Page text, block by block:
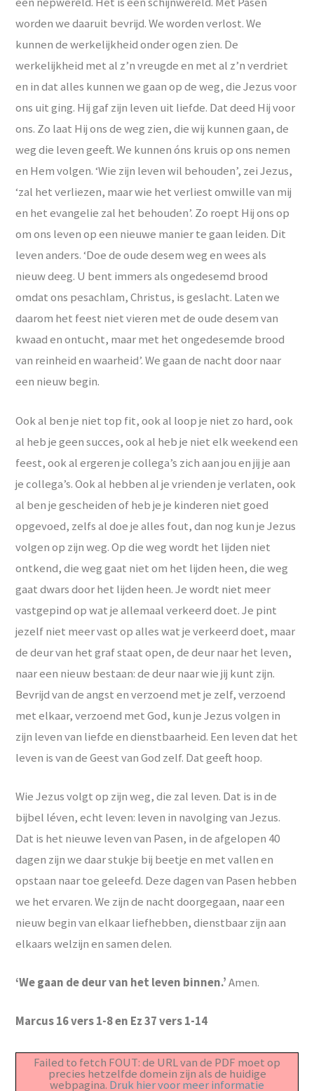
worden we daaruit bevrijd. We worden verlost. We
kunnen de werkelijkheid onder ogen zien. De
werkelijkheid met al z’n vreugde en met al z’n verdriet
en in dat alles kunnen we gaan op de weg, die Jezus voor
ons uit ging. Hij gaf zijn leven uit liefde. Dat deed Hij voor
ons. Zo laat Hij ons de weg zien, die wij kunnen gaan, de
weg die leven geeft. We kunnen óns kruis op ons nemen
en Hem volgen. ‘Wie zijn leven wil behouden’, zei Jezus,
‘zal het verliezen, maar wie het verliest omwille van mij
en het evangelie zal het behouden’. Zo roept Hij ons op
om ons leven op een nieuwe manier te gaan leiden. Dit
leven anders. ‘Doe de oude desem weg en wees als
nieuw deeg. U bent immers als ongedesemd brood
omdat ons pesachlam, Christus, is geslacht. Laten we
daarom het feest niet vieren met de oude desem van
kwaad en ontucht, maar met het ongedesemde brood
van reinheid en waarheid’. We gaan de nacht door naar
een nieuw begin.
Ook al ben je niet top fit, ook al loop je niet zo hard, ook
al heb je geen succes, ook al heb je niet elk weekend een
feest, ook al ergeren je collega’s zich aan jou en jij je aan
je collega’s. Ook al hebben al je vrienden je verlaten, ook
al ben je gescheiden of heb je je kinderen niet goed
opgevoed, zelfs al doe je alles fout, dan nog kun je Jezus
volgen op zijn weg. Op die weg wordt het lijden niet
ontkend, die weg gaat niet om het lijden heen, die weg
gaat dwars door het lijden heen. Je wordt niet meer
vastgepind op wat je allemaal verkeerd doet. Je pint
jezelf niet meer vast op alles wat je verkeerd doet, maar
de deur van het graf staat open, de deur naar het leven,
naar een nieuw bestaan: de deur naar wie jij kunt zijn.
Bevrijd van de angst en verzoend met je zelf, verzoend
met elkaar, verzoend met God, kun je Jezus volgen in
zijn leven van liefde en dienstbaarheid. Een leven dat het
leven is van de Geest van God zelf. Dat geeft hoop.
Wie Jezus volgt op zijn weg, die zal leven. Dat is in de
bijbel léven, echt leven: leven in navolging van Jezus.
Dat is het nieuwe leven van Pasen, in de afgelopen 40
dagen zijn we daar stukje bij beetje en met vallen en
opstaan naar toe geleefd. Deze dagen van Pasen hebben
we het ervaren. We zijn de nacht doorgegaan, naar een
nieuw begin van elkaar liefhebben, dienstbaar zijn aan
elkaars welzijn en samen delen.
‘We gaan de deur van het leven binnen.’Amen.
Marcus 16 vers 1-8 en Ez 37 vers 1-14
Failed to fetch FOUT: de URL van de PDF moet op
precies hetzelfde domein zijn als de huidige
webpagina. Druk hier voor meer informatie